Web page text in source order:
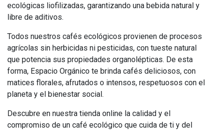
ecológicas liofilizadas, garantizando una bebida natural y
libre de aditivos.
Todos nuestros cafés ecológicos provienen de procesos
agrícolas sin herbicidas ni pesticidas, con tueste natural
que potencia sus propiedades organolépticas. De esta
forma, Espacio Orgánico te brinda cafés deliciosos, con
matices florales, afrutados o intensos, respetuosos con el
planeta y el bienestar social.
Descubre en nuestra tienda online la calidad y el
compromiso de un café ecológico que cuida de ti y del